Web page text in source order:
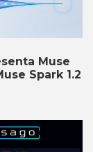
Muse
Spark 1.2